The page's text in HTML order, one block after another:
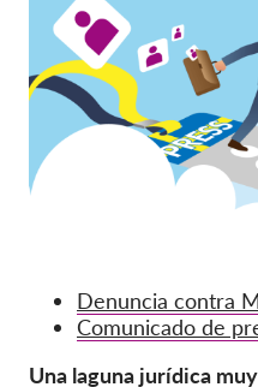
Denuncia contra
Comunicado de
Una laguna jurídica